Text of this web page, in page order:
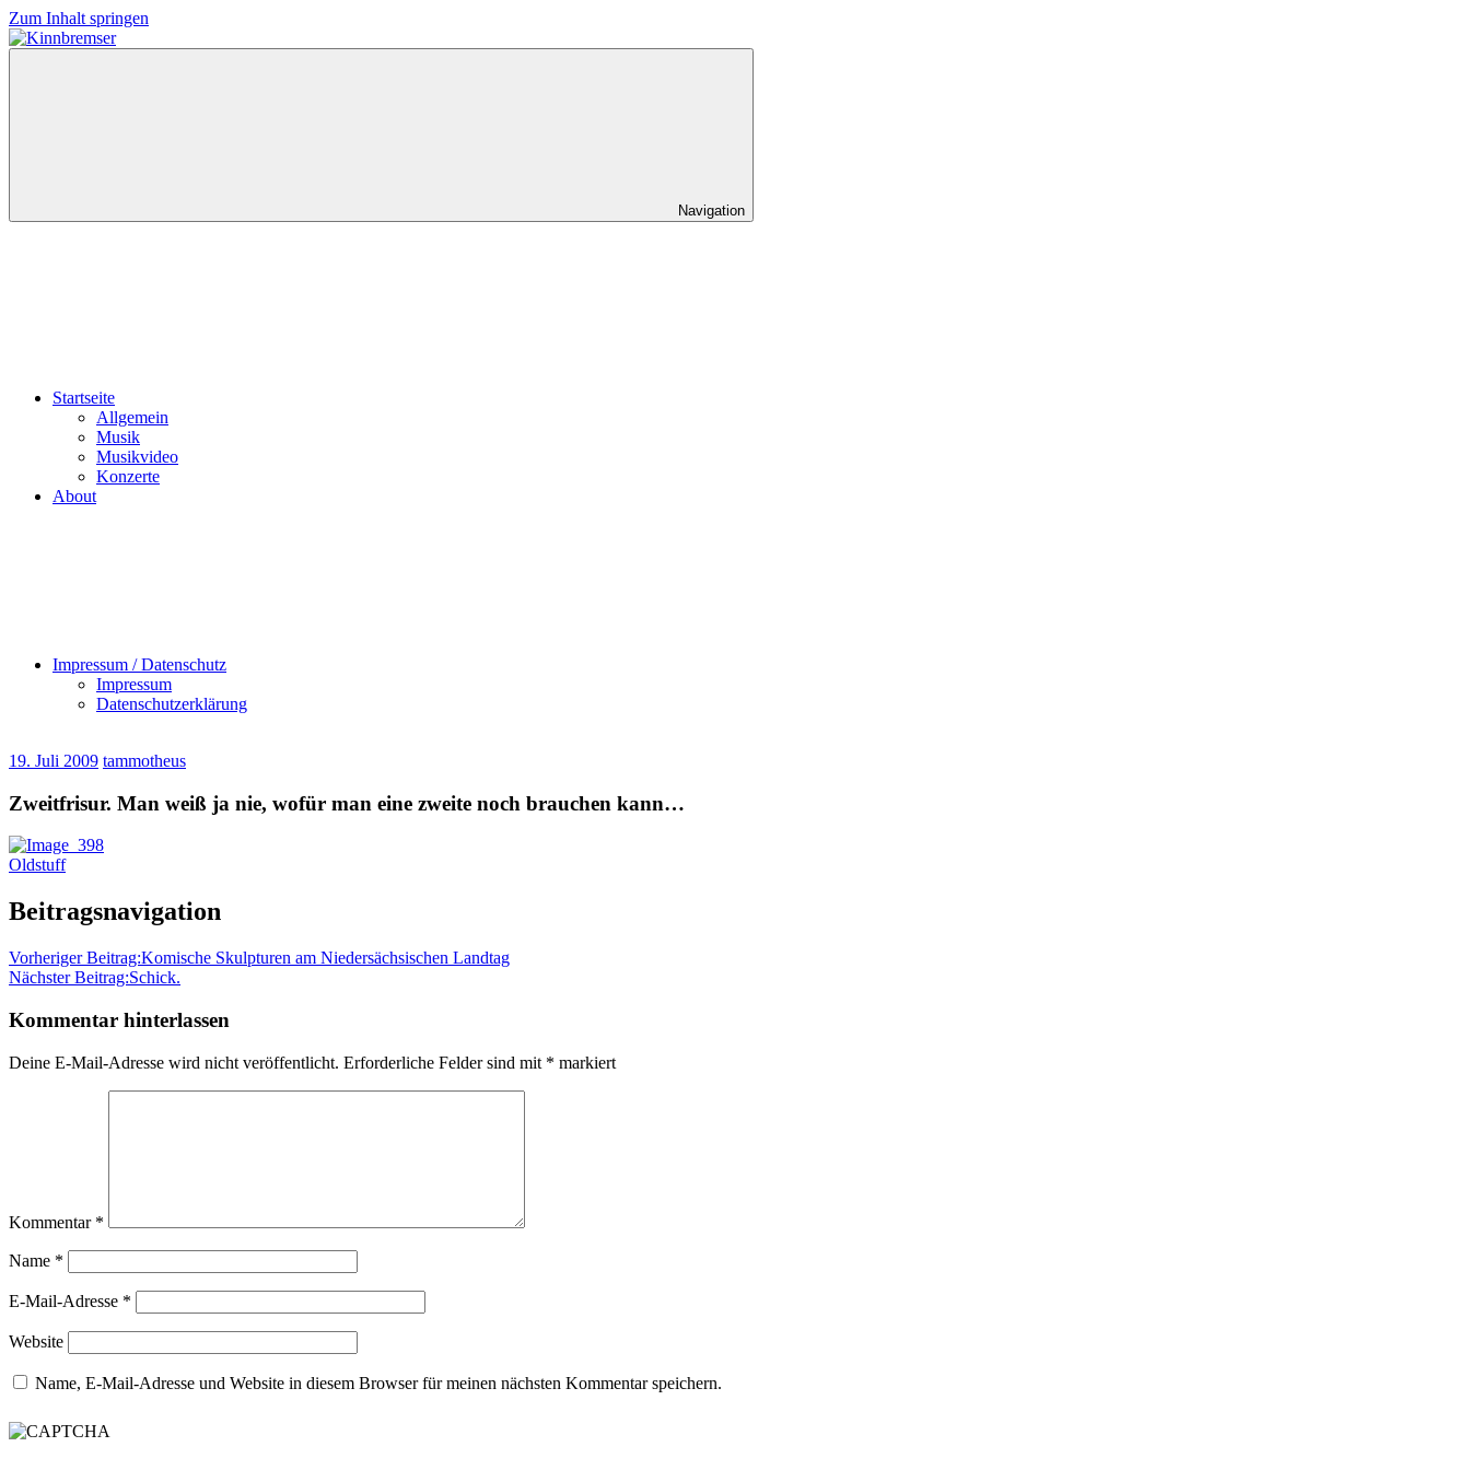
Zum Inhalt springen
Navigation
Startseite
Allgemein
Musik
Musikvideo
Konzerte
About
Impressum / Datenschutz
Impressum
Datenschutzerklärung
19. Juli 2009 tammotheus
Zweitfrisur. Man weiß ja nie, wofür man eine zweite noch brauchen kann…
Oldstuff
Beitragsnavigation
Vorheriger Beitrag:Komische Skulpturen am Niedersächsischen Landtag
Nächster Beitrag:Schick.
Kommentar hinterlassen
Deine E-Mail-Adresse wird nicht veröffentlicht. Erforderliche Felder sind mit * markiert
Kommentar *
Name *
E-Mail-Adresse *
Website
Name, E-Mail-Adresse und Website in diesem Browser für meinen nächsten Kommentar speichern.